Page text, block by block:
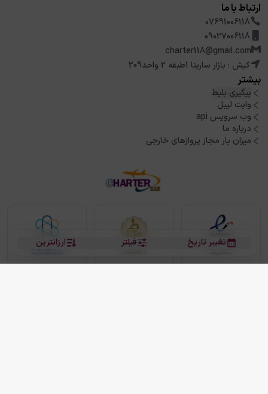
ارزانترین فیلتر تغییر تاریخ
ارتباط با ما
07691006118
09027006118
charter118@gmail.com
کیش : بازار سارینا 1طبقه 2 واحد209
بیشتر
پیگیری بلیط
وایت لیبل
وب سرویس api
درباره ما
میزان بار مجاز پروازهای خارجی